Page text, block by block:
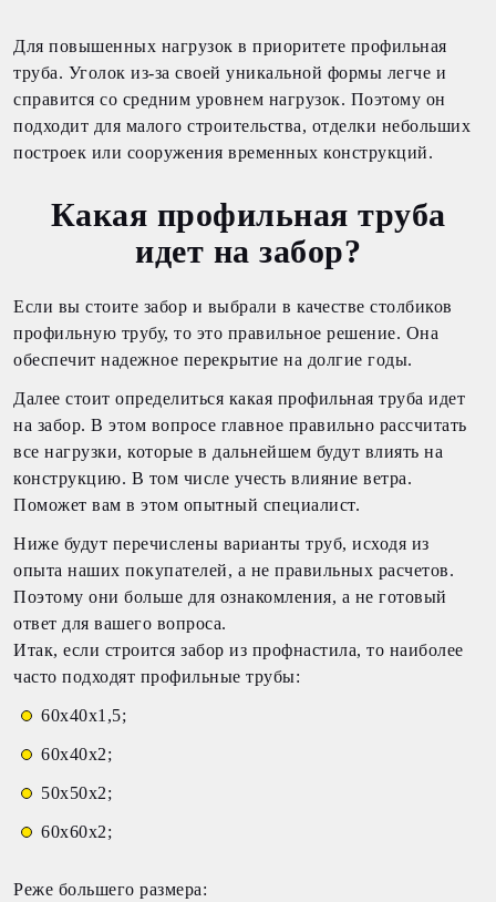
Для повышенных нагрузок в приоритете профильная
труба. Уголок из-за своей уникальной формы легче и
справится со средним уровнем нагрузок. Поэтому он
подходит для малого строительства, отделки небольших
построек или сооружения временных конструкций.
Какая профильная труба
идет на забор?
Если вы стоите забор и выбрали в качестве столбиков
профильную трубу, то это правильное решение. Она
обеспечит надежное перекрытие на долгие годы.
Далее стоит определиться какая профильная труба идет
на забор. В этом вопросе главное правильно рассчитать
все нагрузки, которые в дальнейшем будут влиять на
конструкцию. В том числе учесть влияние ветра.
Поможет вам в этом опытный специалист.
Ниже будут перечислены варианты труб, исходя из
опыта наших покупателей, а не правильных расчетов.
Поэтому они больше для ознакомления, а не готовый
ответ для вашего вопроса.
Итак, если строится забор из профнастила, то наиболее
часто подходят профильные трубы:
60х40х1,5;
60х40х2;
50х50х2;
60х60х2;
Реже большего размера: